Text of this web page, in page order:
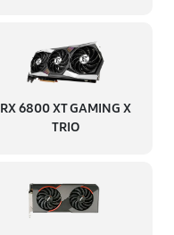
RX 6800 XT GAMING X
TRIO